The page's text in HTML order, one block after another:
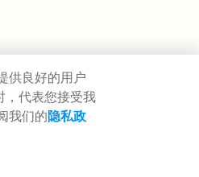
优化
All Rights Reserved.
供良好的用户
，代表您接受我
我们的隐私政